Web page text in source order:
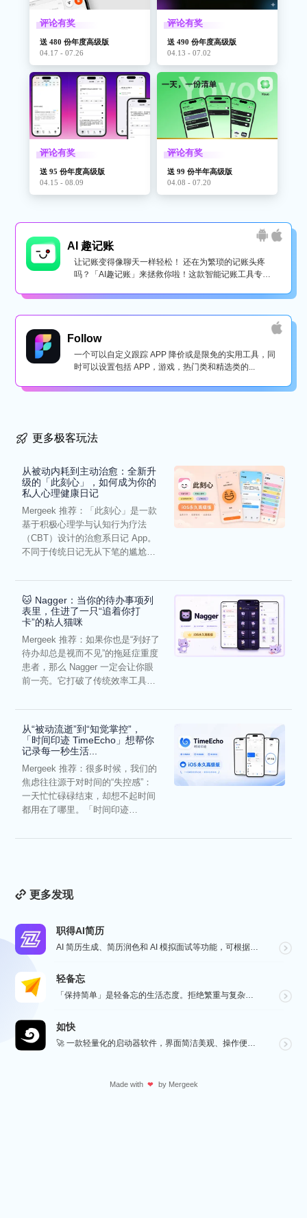
评论有奖
送 480 份年度高级版
04.17 - 07.26
评论有奖
送 490 份年度高级版
04.13 - 07.02
评论有奖
送 95 份年度高级版
04.15 - 08.09
评论有奖
送 99 份半年高级版
04.08 - 07.20
AI 趣记账
让记账变得像聊天一样轻松！ 还在为繁琐的记账头疼
吗？「AI趣记账」来拯救你啦！这款智能记账工具专为
Follow
一个可以自定义跟踪 APP 降价或是限免的实用工具，同
时可以设置包括 APP，游戏，热门类和精选类的...
更多极客玩法
从被动内耗到主动治愈：全新升
级的「此刻心」，如何成为你的
私人心理健康日记
Mergeek 推荐：「此刻心」是一款
基于积极心理学与认知行为疗法
（CBT）设计的治愈系日记 App。
不同于传统日记无从下笔的尴尬，
🐱 Nagger：当你的待办事项列
表里，住进了一只“追着你打
卡”的粘人猫咪
Mergeek 推荐：如果你也是“列好了
待办却总是视而不见”的拖延症重度
患者，那么 Nagger 一定会让你眼
前一亮。它打破了传统效率工具冰
从“被动流逝”到“知觉掌控”，
「时间印迹 TimeEcho」想帮你
记录每一秒生活...
Mergeek 推荐：很多时候，我们的
焦虑往往源于对时间的“失控感”：
一天忙忙碌碌结束，却想不起时间
都用在了哪里。「时间印迹
更多发现
职得AI简历
AI 简历生成、简历润色和 AI 模拟面试等功能，可根据指定的求职岗位，一键快速生成高匹配的简历内容...
轻备忘
「保持简单」是轻备忘的生活态度。拒绝繁重与复杂，致力于快速记录与回顾，打造如轻风拂面、水过无痕的使用...
如快
🚀 一款轻量化的启动器软件，界面简洁美观、操作便捷，并且支持插件开发。支持全键盘操作。开发者目前处于...
Made with ❤ by Mergeek